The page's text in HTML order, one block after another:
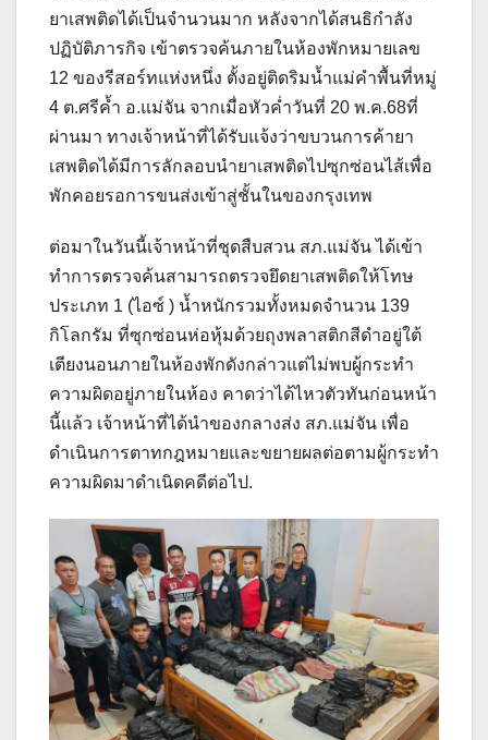
ยาเสพติดได้เป็นจำนวนมาก หลังจากได้สนธิกำลัง
ปฏิบัติภารกิจ เข้าตรวจค้นภายในห้องพักหมายเลข
12 ของรีสอร์ทแห่งหนึ่ง ตั้งอยู่ติดริมน้ำแม่คำพื้นที่หมู่
4 ต.ศรีค้ำ อ.แม่จัน จากเมื่อหัวค่ำวันที่ 20 พ.ค.68ที่
ผ่านมา ทางเจ้าหน้าที่ได้รับแจ้งว่าขบวนการค้ายา
เสพติดได้มีการลักลอบนำยาเสพติดไปซุกซ่อนไส้เพื่อ
พักคอยรอการขนส่งเข้าสู่ชั้นในของกรุงเทพ
ต่อมาในวันนี้เจ้าหน้าที่ชุดสืบสวน สภ.แม่จัน ได้เข้า
ทำการตรวจค้นสามารถตรวจยึดยาเสพติดให้โทษ
ประเภท 1 (ไอซ์ ) น้ำหนักรวมทั้งหมดจำนวน 139
กิโลกรัม ที่ซุกซ่อนห่อหุ้มด้วยถุงพลาสติกสีดำอยู่ใต้
เตียงนอนภายในห้องพักดังกล่าวแต่ไม่พบผู้กระทำ
ความผิดอยู่ภายในห้อง คาดว่าได้ไหวตัวทันก่อนหน้า
นี้แล้ว เจ้าหน้าที่ได้นำของกลางส่ง สภ.แม่จัน เพื่อ
ดำเนินการตาทกฎหมายและขยายผลต่อตามผู้กระทำ
ความผิดมาดำเนิดคดีต่อไป.